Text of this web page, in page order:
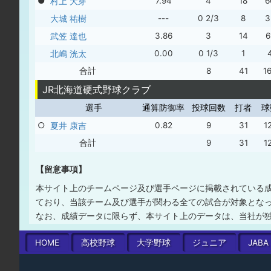
大城 祐樹 --- 0 2/3 8
武笠 達也 3.86 3 14
北嶋 洸太 0.00 0 1/3 1
合計
8 41
JR北海道硬式野球クラブ
選手 通算防御率 投球回数 打者
○
夏井 康吉 0.82 9 31
合計
9 31
【留意事項】
本サイト上のチームページ及び選手ページに掲載されてい
ており、当該チーム及び選手が関わる全ての試合が対象と
なお、成績データに限らず、本サイト上のデータは、当社
HOME 高校野球 大学野球 ジュニア JABA